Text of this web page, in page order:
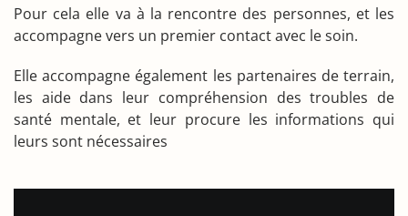
Pour cela elle va à la rencontre des personnes, et les
accompagne vers un premier contact avec le soin.
Elle accompagne également les partenaires de terrain,
les aide dans leur compréhension des troubles de
santé mentale, et leur procure les informations qui
leurs sont nécessaires